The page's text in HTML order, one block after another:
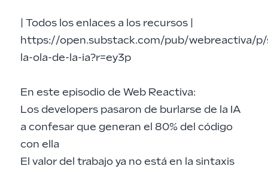
Todos los enlaces a los recursos|
https://open.substack.com/pub/webreactiva/
la-ola-de-la-ia?r=ey3p
En este episodio de Web Reactiva:
Los developers pasaron de burlarse de la IA
a confesar que generan el 80% del código
con ella
El valor del trabajo ya no está en la sintaxis